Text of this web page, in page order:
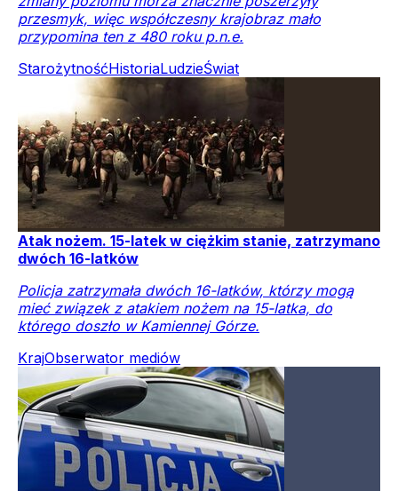
przesmyk, więc współczesny krajobraz mało
przypomina ten z 480 roku p.n.e.
StarożytnośćHistoriaLudzieŚwiat
Atak nożem. 15-latek w ciężkim stanie, zatrzymano
dwóch 16-latków
Policja zatrzymała dwóch 16-latków, którzy mogą
mieć związek z atakiem nożem na 15-latka, do
którego doszło w Kamiennej Górze.
KrajObserwator mediów